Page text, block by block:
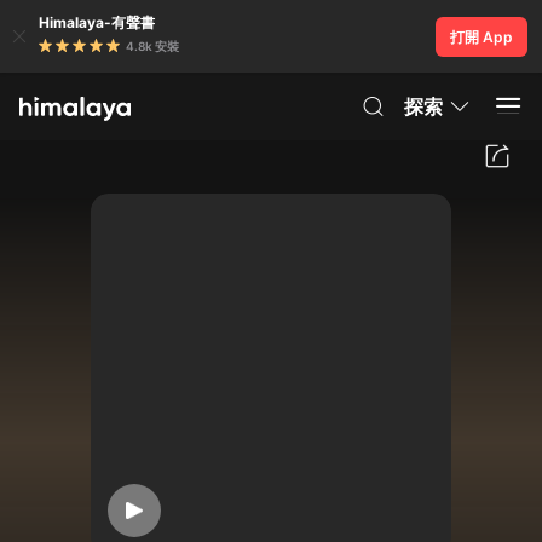
Himalaya-有聲書
4.8k 安裝
打開 App
探索